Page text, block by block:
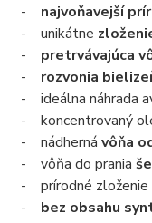
- najvoňavejší
- unikátne
- pretrvávajúca
- rozvonia
- ideálna náhrada
- koncentrovaný
- nádherná vôňa
- vôňa do prania
- prírodné zloženie
- bez obsahu